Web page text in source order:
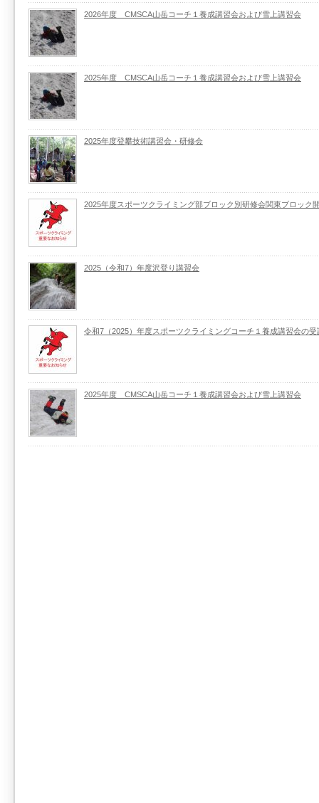
2026年度 CMSCA山岳コーチ１養成講習会および雪上講習会
2025年度 CMSCA山岳コーチ１養成講習会および雪上講習会
2025年度登攀技術講習会・研修会
2025年度スポーツクライミング部ブロック別研修会関東ブロック
2025（令和7）年度沢登り講習会
令和7（2025）年度スポーツクライミングコーチ１養成講習会の
2025年度 CMSCA山岳コーチ１養成講習会および雪上講習会